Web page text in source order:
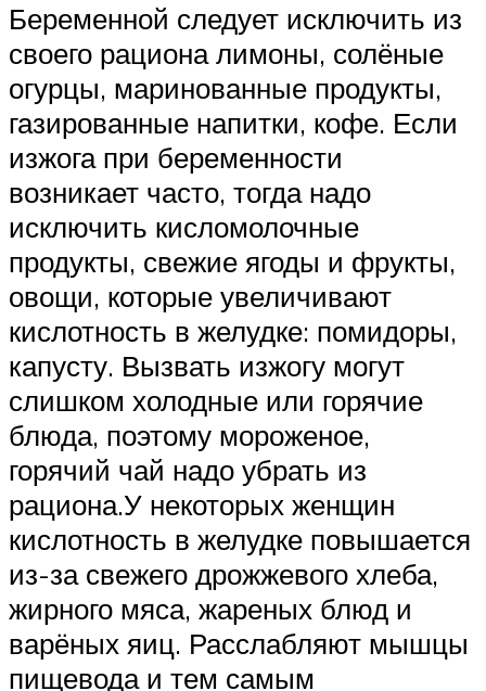
Беременной следует исключить из
своего рациона лимоны, солёные
огурцы, маринованные продукты,
газированные напитки, кофе. Если
изжога при беременности
возникает часто, тогда надо
исключить кисломолочные
продукты, свежие ягоды и фрукты,
овощи, которые увеличивают
кислотность в желудке: помидоры,
капусту. Вызвать изжогу могут
слишком холодные или горячие
блюда, поэтому мороженое,
горячий чай надо убрать из
рациона.У некоторых женщин
кислотность в желудке повышается
из-за свежего дрожжевого хлеба,
жирного мяса, жареных блюд и
варёных яиц. Расслабляют мышцы
пищевода и тем самым